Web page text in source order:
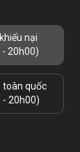
nại
20h00)
toàn quốc
- 20h00)